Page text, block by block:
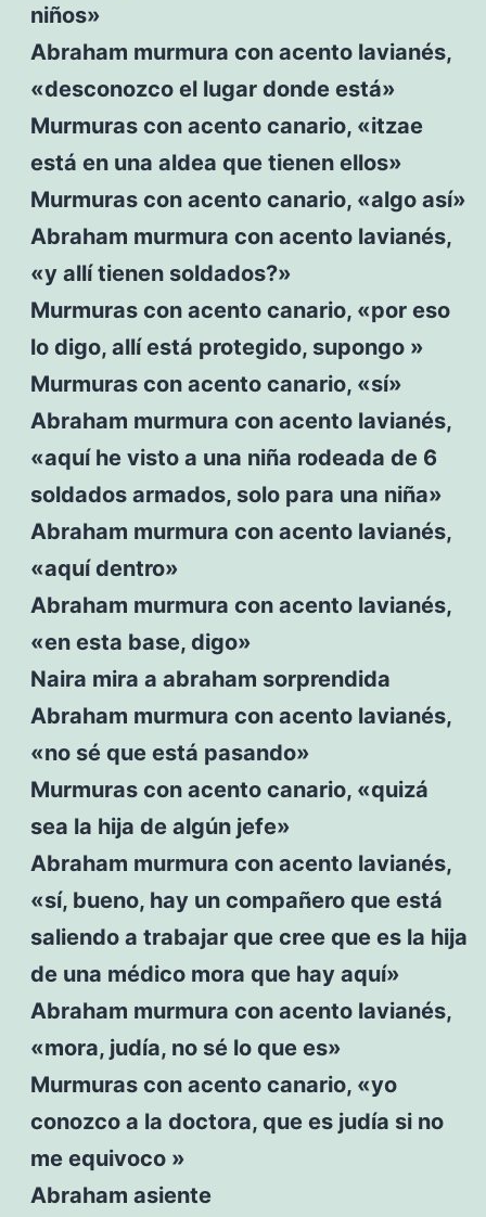
niños»
Abraham murmura con acento lavianés,
«desconozco el lugar donde está»
Murmuras con acento canario, «itzae
está en una aldea que tienen ellos»
Murmuras con acento canario, «algo así»
Abraham murmura con acento lavianés,
«y allí tienen soldados?»
Murmuras con acento canario, «por eso
lo digo, allí está protegido, supongo »
Murmuras con acento canario, «sí»
Abraham murmura con acento lavianés,
«aquí he visto a una niña rodeada de 6
soldados armados, solo para una niña»
Abraham murmura con acento lavianés,
«aquí dentro»
Abraham murmura con acento lavianés,
«en esta base, digo»
Naira mira a abraham sorprendida
Abraham murmura con acento lavianés,
«no sé que está pasando»
Murmuras con acento canario, «quizá
sea la hija de algún jefe»
Abraham murmura con acento lavianés,
«sí, bueno, hay un compañero que está
saliendo a trabajar que cree que es la hija
de una médico mora que hay aquí»
Abraham murmura con acento lavianés,
«mora, judía, no sé lo que es»
Murmuras con acento canario, «yo
conozco a la doctora, que es judía si no
me equivoco »
Abraham asiente